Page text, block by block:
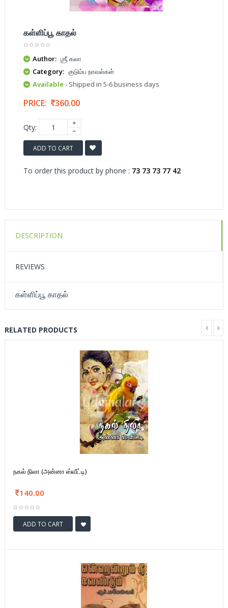
கள்ளிப்பூ காதல்
Author: ஶ்ரீ கலா
Category: குடும்ப நாவல்கள்
Available- Shipped in 5-6 business days
PRICE: 360.00
Qty:
ADD TO CART
To order this product by phone : 73 73 73 77 42
DESCRIPTION
REVIEWS
கள்ளிப்பூ காதல்
RELATED PRODUCTS
நகல் நிலா (அன்னா ஸ்வீட்டி)
140.00
ADD TO CART